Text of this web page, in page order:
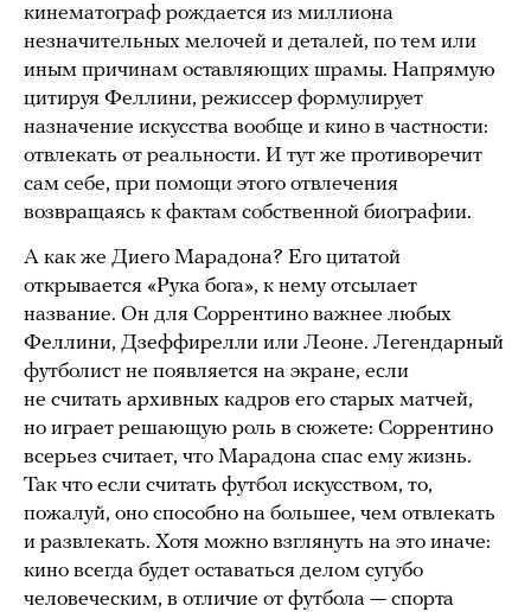
кинематограф рождается из миллиона
незначительных мелочей и деталей, по тем или
иным причинам оставляющих шрамы. Напрямую
цитируя Феллини, режиссер формулирует
назначение искусства вообще и кино в частности:
отвлекать от реальности. И тут же противоречит
сам себе, при помощи этого отвлечения
возвращаясь к фактам собственной биографии.
А как же Диего Марадона? Его цитатой
открывается «Рука бога», к нему отсылает
название. Он для Соррентино важнее любых
Феллини, Дзеффирелли или Леоне. Легендарный
футболист не появляется на экране, если
не считать архивных кадров его старых матчей,
но играет решающую роль в сюжете: Соррентино
всерьез считает, что Марадона спас ему жизнь.
Так что если считать футбол искусством, то,
пожалуй, оно способно на большее, чем отвлекать
и развлекать. Хотя можно взглянуть на это иначе:
кино всегда будет оставаться делом сугубо
человеческим, в отличие от футбола — спорта